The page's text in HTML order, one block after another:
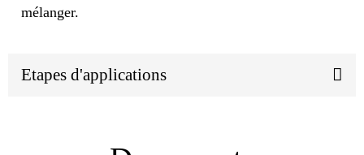
mélanger.
Etapes d'applications